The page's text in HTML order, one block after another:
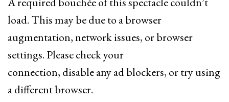
load. This may be due to a browser
augmentation, network issues, or browser
settings. Please check your
connection, disable any ad blockers, or try using
a different browser.